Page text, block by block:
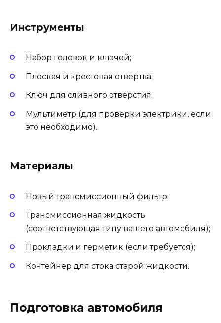
Инструменты
Набор головок и ключей;
Плоская и крестовая отвертка;
Ключ для сливного отверстия;
Мультиметр (для проверки электрики, если
это необходимо).
Материалы
Новый трансмиссионный фильтр;
Трансмиссионная жидкость
(соответствующая типу вашего автомобиля);
Прокладки и герметик (если требуется);
Контейнер для стока старой жидкости.
Подготовка автомобиля